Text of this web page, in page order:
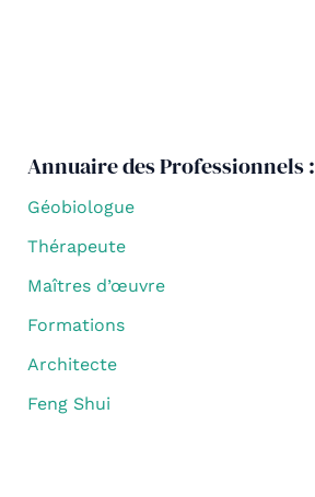
Annuaire des Professionnels :
Géobiologue
Thérapeute
Maîtres d’œuvre
Formations
Architecte
Feng Shui